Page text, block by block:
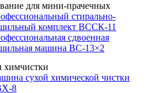
для мини-прачечных
стирально-
комплект ВССК-11
сдвоенная
машина ВС-13×2
сухой химической чистки
8